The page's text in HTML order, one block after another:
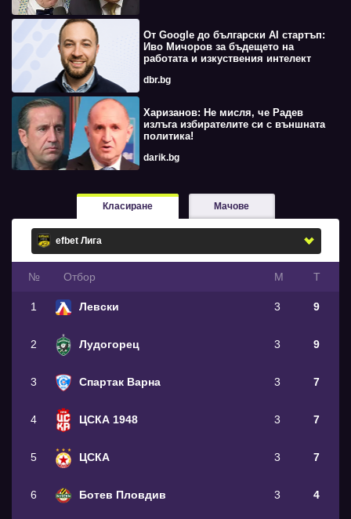
От Google до български AI стартъп:
Иво Мичоров за бъдещето на
работата и изкуствения интелект
dbr.bg
Харизанов: Не мисля, че Радев
излъга избирателите си с външната
политика!
darik.bg
Класиране Мачове
№ Oтбор М Т
1 Левски 3 9
2 Лудогорец 3 9
3 Спартак Варна 3 7
4 ЦСКА 1948 3 7
5 ЦСКА 3 7
6 Ботев Пловдив 3 4